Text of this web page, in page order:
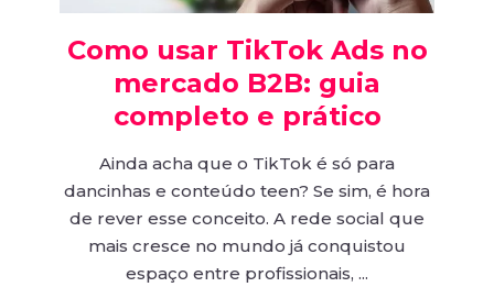
Como usar TikTok Ads no
mercado B2B: guia
completo e prático
Ainda acha que o TikTok é só para
dancinhas e conteúdo teen? Se sim, é hora
de rever esse conceito. A rede social que
mais cresce no mundo já conquistou
espaço entre profissionais, ...